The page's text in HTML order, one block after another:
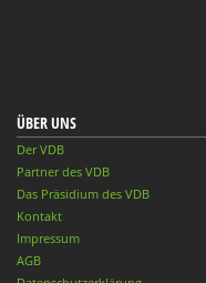
ÜBER UNS
Der VDB
Partner des VDB
Das Präsidium des VDB
Kontakt
Impressum
AGB